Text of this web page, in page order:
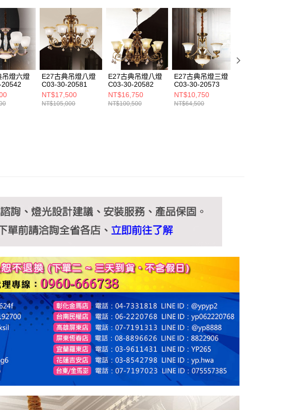
２．關於個人資料處理事宜，請瀏覽以下網址：
https://aftee.tw/terms/#terms3
３．未成年的使用者請事先徵得法定代理人或監護人之同意方可使用
「AFTEE先享後付」，若未經同意申辦者引起之損失，本公司不負相關責
任。
４．使用「AFTEE先享後付」時，將依據個別帳號之用戶狀況，依本公司
即時審查核予不同之上限額度；若仍有額度不足之情形，本公司將視審查
結果請求用戶進行身份認證。
５．嚴禁一人註冊多個帳號或使用他人資訊註冊。若發現惡意使用之情
形，恩沛科技股份有限公司將有權停止該用戶之使用額度並採取法律行
動。
吊燈六燈
E27古典吊燈八燈
C03-30-20581
NT$17,500
NT$105,000
E27古典吊燈八燈
C03-30-20582
NT$16,750
NT$100,500
E27古典吊燈三燈
C03-30-20573
NT$10,750
NT$64,500